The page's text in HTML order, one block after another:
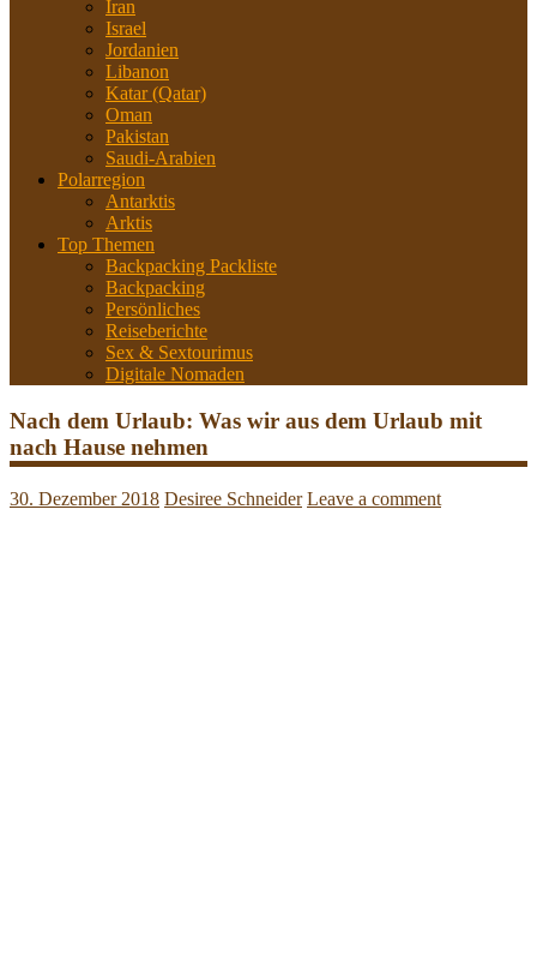
Iran
Israel
Jordanien
Libanon
Katar (Qatar)
Oman
Pakistan
Saudi-Arabien
Polarregion
Antarktis
Arktis
Top Themen
Backpacking Packliste
Backpacking
Persönliches
Reiseberichte
Sex & Sextourimus
Digitale Nomaden
Nach dem Urlaub: Was wir aus dem Urlaub mit
nach Hause nehmen
30. Dezember 2018 Desiree Schneider Leave a comment